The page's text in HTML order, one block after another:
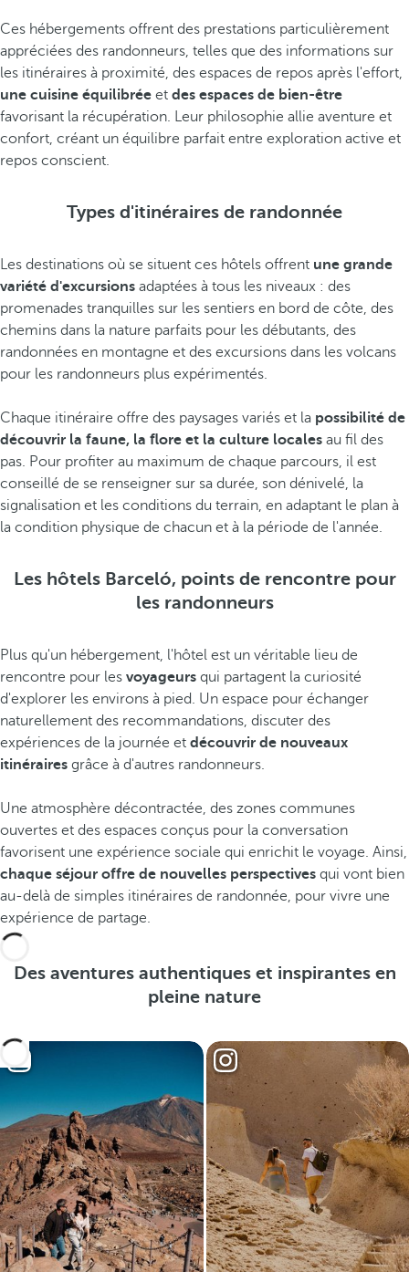
Ces hébergements offrent des prestations particulièrement
appréciées des randonneurs, telles que des informations sur
les itinéraires à proximité, des espaces de repos après l'effort,
une cuisine équilibrée et des espaces de bien-être
favorisant la récupération. Leur philosophie allie aventure et
confort, créant un équilibre parfait entre exploration active et
repos conscient.
Types d'itinéraires de randonnée
Les destinations où se situent ces hôtels offrent une grande
variété d'excursions adaptées à tous les niveaux : des
promenades tranquilles sur les sentiers en bord de côte, des
chemins dans la nature parfaits pour les débutants, des
randonnées en montagne et des excursions dans les volcans
pour les randonneurs plus expérimentés.
Chaque itinéraire offre des paysages variés et la possibilité de
découvrir la faune, la flore et la culture locales au fil des
pas. Pour profiter au maximum de chaque parcours, il est
conseillé de se renseigner sur sa durée, son dénivelé, la
signalisation et les conditions du terrain, en adaptant le plan à
la condition physique de chacun et à la période de l'année.
Les hôtels Barceló, points de rencontre pour
les randonneurs
Plus qu'un hébergement, l'hôtel est un véritable lieu de
rencontre pour les voyageurs qui partagent la curiosité
d'explorer les environs à pied. Un espace pour échanger
naturellement des recommandations, discuter des
expériences de la journée et découvrir de nouveaux
itinéraires grâce à d'autres randonneurs.
Une atmosphère décontractée, des zones communes
ouvertes et des espaces conçus pour la conversation
favorisent une expérience sociale qui enrichit le voyage. Ainsi,
chaque séjour offre de nouvelles perspectives qui vont bien
au-delà de simples itinéraires de randonnée, pour vivre une
expérience de partage.
Des aventures authentiques et inspirantes en
pleine nature